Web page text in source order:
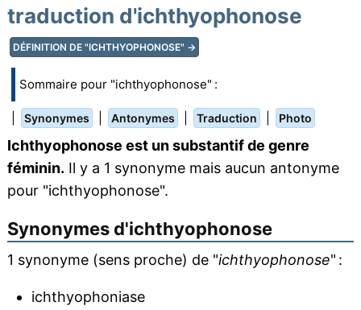
traduction d'ichthyophonose
DÉFINITION DE "ICHTHYOPHONOSE" →
Sommaire pour "ichthyophonose" :
Synonymes Antonymes Traduction Photo
Ichthyophonose est un substantif de genre
féminin. Il y a 1 synonyme mais aucun antonyme
pour "ichthyophonose".
Synonymes d'ichthyophonose
1 synonyme (sens proche) de "ichthyophonose" :
ichthyophoniase